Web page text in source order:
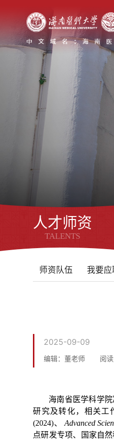
人才师资
TALENTS
师资队伍 我要应
2025-09-09
编辑：董老师 阅
海南省医学科学
研究及转化，相关工
(2024)、 Advanced
点研发专项、国家自